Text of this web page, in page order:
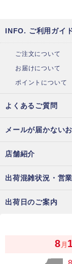
INFO. ご利用ガイ
ご注文について
お届けについて
ポイントについて
よくあるご質問
メールが届かない
店舗紹介
出荷混雑状況・営
出荷日のご案内
8 月